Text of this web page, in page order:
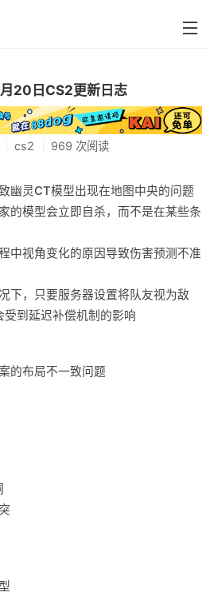
farmskins
88dog
flamecases
20日CS2更新日志
cs2 969 次阅读
幽灵CT模型出现在地图中央的问题
的模型会立即自杀，而不是在某些条
中视角变化的原因导致伤害预测不准
下，只要服务器设置将队友视为敌
到延迟补偿机制的影响
的布局不一致问题